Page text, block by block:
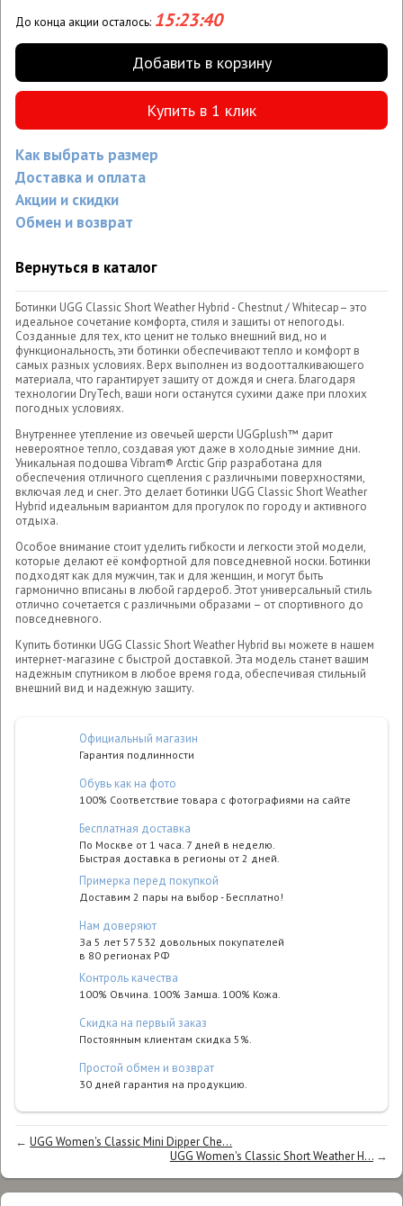
До конца акции осталось: 15:23:40
Добавить в корзину
Купить в 1 клик
Как выбрать размер
Доставка и оплата
Акции и скидки
Обмен и возврат
Вернуться в каталог
Ботинки UGG Classic Short Weather Hybrid - Chestnut / Whitecap– это
идеальное сочетание комфорта, стиля и защиты от непогоды.
Созданные для тех, кто ценит не только внешний вид, но и
функциональность, эти ботинки обеспечивают тепло и комфорт в
самых разных условиях. Верх выполнен из водоотталкивающего
материала, что гарантирует защиту от дождя и снега. Благодаря
технологии DryTech, ваши ноги останутся сухими даже при плохих
погодных условиях.
Внутреннее утепление из овечьей шерсти UGGplush™ дарит
невероятное тепло, создавая уют даже в холодные зимние дни.
Уникальная подошва Vibram® Arctic Grip разработана для
обеспечения отличного сцепления с различными поверхностями,
включая лед и снег. Это делает ботинки UGG Classic Short Weather
Hybrid идеальным вариантом для прогулок по городу и активного
отдыха.
Особое внимание стоит уделить гибкости и легкости этой модели,
которые делают её комфортной для повседневной носки. Ботинки
подходят как для мужчин, так и для женщин, и могут быть
гармонично вписаны в любой гардероб. Этот универсальный стиль
отлично сочетается с различными образами – от спортивного до
повседневного.
Купить ботинки UGG Classic Short Weather Hybrid вы можете в нашем
интернет-магазине с быстрой доставкой. Эта модель станет вашим
надежным спутником в любое время года, обеспечивая стильный
внешний вид и надежную защиту.
Официальный магазин
Гарантия подлинности
Обувь как на фото
100% Соответствие товара с фотографиями на сайте
Бесплатная доставка
По Москве от 1 часа. 7 дней в неделю.
Быстрая доставка в регионы от 2 дней.
Примерка перед покупкой
Доставим 2 пары на выбор - Бесплатно!
Нам доверяют
За 5 лет 57 532 довольных покупателей
в 80 регионах РФ
Контроль качества
100% Овчина. 100% Замша. 100% Кожа.
Cкидка на первый заказ
Постоянным клиентам скидка 5%.
Простой обмен и возврат
30 дней гарантия на продукцию.
←UGG Women's Classic Mini Dipper Che...
UGG Women's Classic Short Weather H...→